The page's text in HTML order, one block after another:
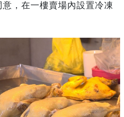
，在一樓賣場內設置冷凍